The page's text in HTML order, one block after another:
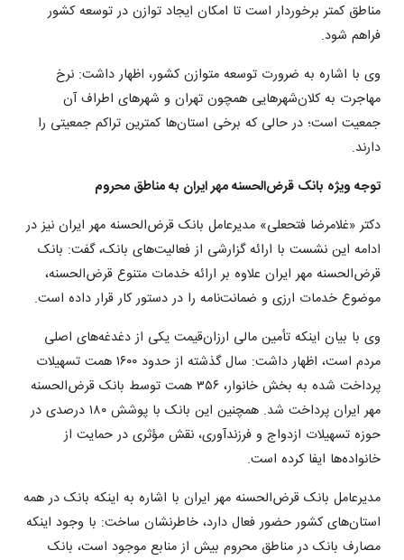
مناطق کمتر برخوردار است تا امکان ایجاد توازن در توسعه کشور
فراهم شود.
وی با اشاره به ضرورت توسعه متوازن کشور، اظهار داشت: نرخ
مهاجرت به کلان‌شهرهایی همچون تهران و شهرهای اطراف آن
جمعیت است؛ در حالی‌ که برخی استان‌ها کمترین تراکم جمعیتی را
دارند.
توجه ویژه بانک قرض‌الحسنه مهر ایران به مناطق محروم
دکتر «غلامرضا فتحعلی» مدیرعامل بانک قرض‌الحسنه مهر ایران نیز در
ادامه این نشست با ارائه گزارشی از فعالیت‌های بانک، گفت: بانک
قرض‌الحسنه مهر ایران علاوه بر ارائه خدمات متنوع قرض‌الحسنه،
موضوع خدمات ارزی و ضمانت‌نامه را در دستور کار قرار داده است.
وی با بیان اینکه تأمین مالی ارزان‌قیمت یکی از دغدغه‌های اصلی
مردم است، اظهار داشت: سال گذشته از حدود ۱۶۰۰ همت تسهیلات
پرداخت شده به بخش خانوار، ۳۵۶ همت توسط بانک قرض‌الحسنه
مهر ایران پرداخت شد. همچنین این بانک با پوشش ۱۸۰ درصدی در
حوزه تسهیلات ازدواج و فرزندآوری، نقش مؤثری در حمایت از
خانواده‌ها ایفا کرده است.
مدیرعامل بانک قرض‌الحسنه مهر ایران با اشاره به اینکه بانک در همه
استان‌های کشور حضور فعال دارد، خاطرنشان ساخت: با وجود اینکه
مصارف بانک در مناطق محروم بیش از منابع موجود است، بانک